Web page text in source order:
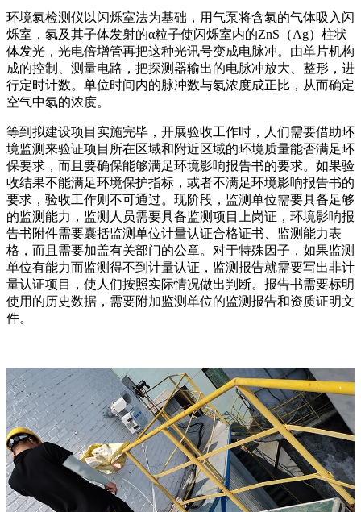
环境氡检测仪以闪烁室法为基础，用气泵将含氡的气体吸入闪
烁室，氡及其子体发射的α粒子使闪烁室内的ZnS（Ag）柱状
体发光，光电倍增管再把这种光讯号变成电脉冲。由单片机构
成的控制、测量电路，把探测器输出的电脉冲放大、整形，进
行定时计数。单位时间内的脉冲数与氡浓度成正比，从而确定
空气中氡的浓度。
等到拟建设项目实施完毕，开展验收工作时，人们需要借助环
境监测来验证项目所在区域和附近区域的环境质量能否满足环
保要求，而且要确保能够满足环境影响报告书的要求。如果验
收结果不能满足环境保护指标，或者不满足环境影响报告书的
要求，验收工作则不可通过。现阶段，监测单位需要具备足够
的监测能力，监测人员需要具备监测项目上岗证，环境影响报
告书附件需要囊括监测单位计量认证合格证书、监测能力表
格，而且需要加盖有关部门的公章。对于特殊因子，如果监测
单位有能力而监测得不到计量认证，监测报告就需要写出非计
量认证项目，使人们按照实际情况做出判断。报告书需要标明
使用的历史数据，需要附加监测单位的监测报告和资质证明文
件。